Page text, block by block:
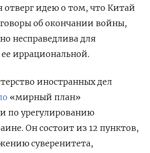
идею о том, что Китай
об окончании войны,
несправедлива для
ее иррациональной.
иностранных дел
«мирный план»
по урегулированию
Он состоит из 12 пунктов,
суверенитета,